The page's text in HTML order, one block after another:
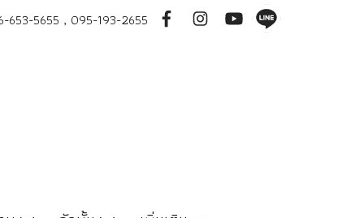
5655 , 095-193-2655